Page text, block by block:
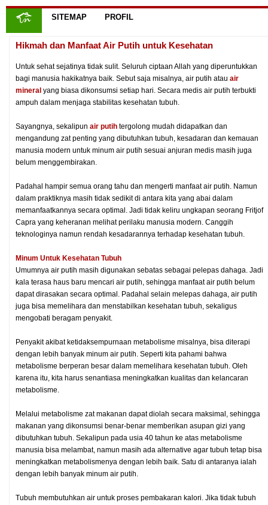
SITEMAP PROFIL
Hikmah dan Manfaat Air Putih untuk Kesehatan
Untuk sehat sejatinya tidak sulit. Seluruh ciptaan Allah yang diperuntukkan
bagi manusia hakikatnya baik. Sebut saja misalnya, air putih atau air
mineral yang biasa dikonsumsi setiap hari. Secara medis air putih terbukti
ampuh dalam menjaga stabilitas kesehatan tubuh.
Sayangnya, sekalipun air putih tergolong mudah didapatkan dan
mengandung zat penting yang dibutuhkan tubuh, kesadaran dan kemauan
manusia modern untuk minum air putih sesuai anjuran medis masih juga
belum menggembirakan.
Padahal hampir semua orang tahu dan mengerti manfaat air putih. Namun
dalam praktiknya masih tidak sedikit di antara kita yang abai dalam
memanfaatkannya secara optimal. Jadi tidak keliru ungkapan seorang Fritjof
Capra yang keheranan melihat perilaku manusia modern. Canggih
teknologinya namun rendah kesadarannya terhadap kesehatan tubuh.
Minum Untuk Kesehatan Tubuh
Umumnya air putih masih digunakan sebatas sebagai pelepas dahaga. Jadi
kala terasa haus baru mencari air putih, sehingga manfaat air putih belum
dapat dirasakan secara optimal. Padahal selain melepas dahaga, air putih
juga bisa memelihara dan menstabilkan kesehatan tubuh, sekaligus
mengobati beragam penyakit.
Penyakit akibat ketidaksempurnaan metabolisme misalnya, bisa diterapi
dengan lebih banyak minum air putih. Seperti kita pahami bahwa
metabolisme berperan besar dalam memelihara kesehatan tubuh. Oleh
karena itu, kita harus senantiasa meningkatkan kualitas dan kelancaran
metabolisme.
Melalui metabolisme zat makanan dapat diolah secara maksimal, sehingga
makanan yang dikonsumsi benar-benar memberikan asupan gizi yang
dibutuhkan tubuh. Sekalipun pada usia 40 tahun ke atas metabolisme
manusia bisa melambat, namun masih ada alternative agar tubuh tetap bisa
meningkatkan metabolismenya dengan lebih baik. Satu di antaranya ialah
dengan lebih banyak minum air putih.
Tubuh membutuhkan air untuk proses pembakaran kalori. Jika tidak tubuh